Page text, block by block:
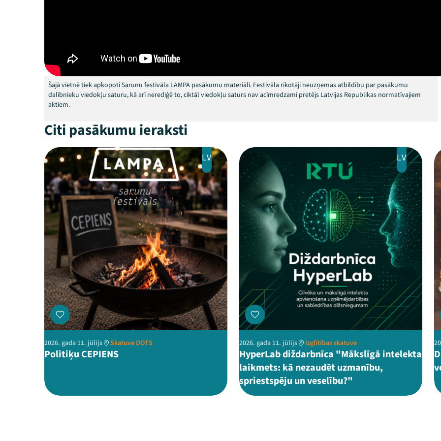
Šajā vietnē tiek apkopoti Sarunu festivāla LAMPA pasākumu materiāli. Festivāla rīkotāji neuzņemas atbildību par pasākumu
dalībnieku viedokļu saturu, kā arī nerediģē to, ciktāl viedokļu saturs nav acīmredzami pretējs Latvijas Republikas normatīvajiem
aktiem.
Citi pasākumu ieraksti
LV
2026. gada 11. jūlijs Skatuve DOTS
Politiķu CEPIENS
LV
2026. gada 11. jūlijs Izglītības skatuve
HyperLab diždarbnīca "Mākslīgā intelekta
laikmets: kā nezaudēt uzmanību,
spriestspēju un veselību?"